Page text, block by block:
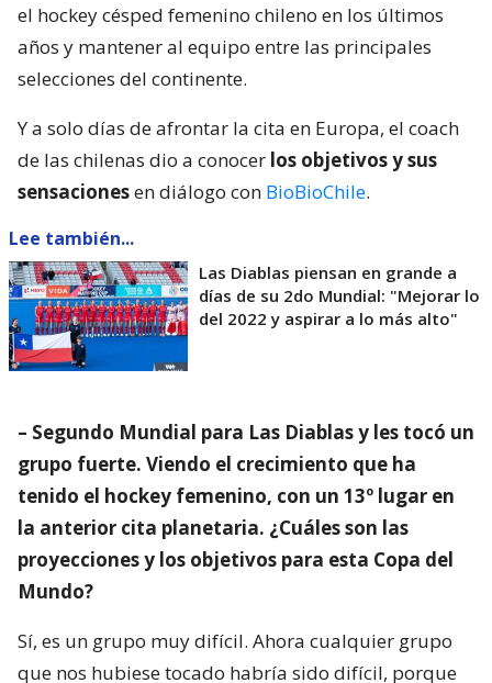
el hockey césped femenino chileno en los últimos
años y mantener al equipo entre las principales
selecciones del continente.
Y a solo días de afrontar la cita en Europa, el coach
de las chilenas dio a conocer los objetivos y sus
sensacionesen diálogo con BioBioChile.
Lee también...
Las Diablas piensan en grande a
días de su 2do Mundial: "Mejorar lo
del 2022 y aspirar a lo más alto"
– Segundo Mundial para Las Diablas y les tocó un
grupo fuerte. Viendo el crecimiento que ha
tenido el hockey femenino, con un 13º lugar en
la anterior cita planetaria. ¿Cuáles son las
proyecciones y los objetivos para esta Copa del
Mundo?
Sí, es un grupo muy difícil. Ahora cualquier grupo
que nos hubiese tocado habría sido difícil, porque